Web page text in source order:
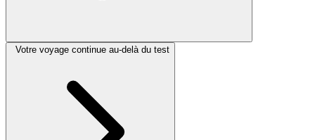
Votre voyage continue au-delà du test